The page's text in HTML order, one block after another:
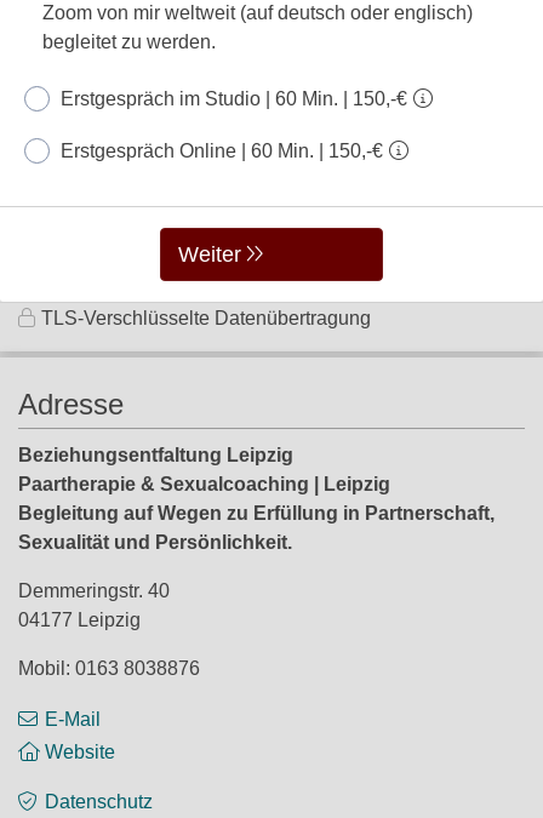
Zoom von mir weltweit (auf deutsch oder englisch)
begleitet zu werden.
Erstgespräch im Studio | 60 Min. | 150,-€
Erstgespräch Online | 60 Min. | 150,-€
Weiter
TLS-Verschlüsselte Datenübertragung
Adresse
Beziehungsentfaltung Leipzig
Paartherapie & Sexualcoaching | Leipzig
Begleitung auf Wegen zu Erfüllung in Partnerschaft,
Sexualität und Persönlichkeit.
Demmeringstr. 40
04177 Leipzig
Mobil: 0163 8038876
E-Mail
Website
Datenschutz